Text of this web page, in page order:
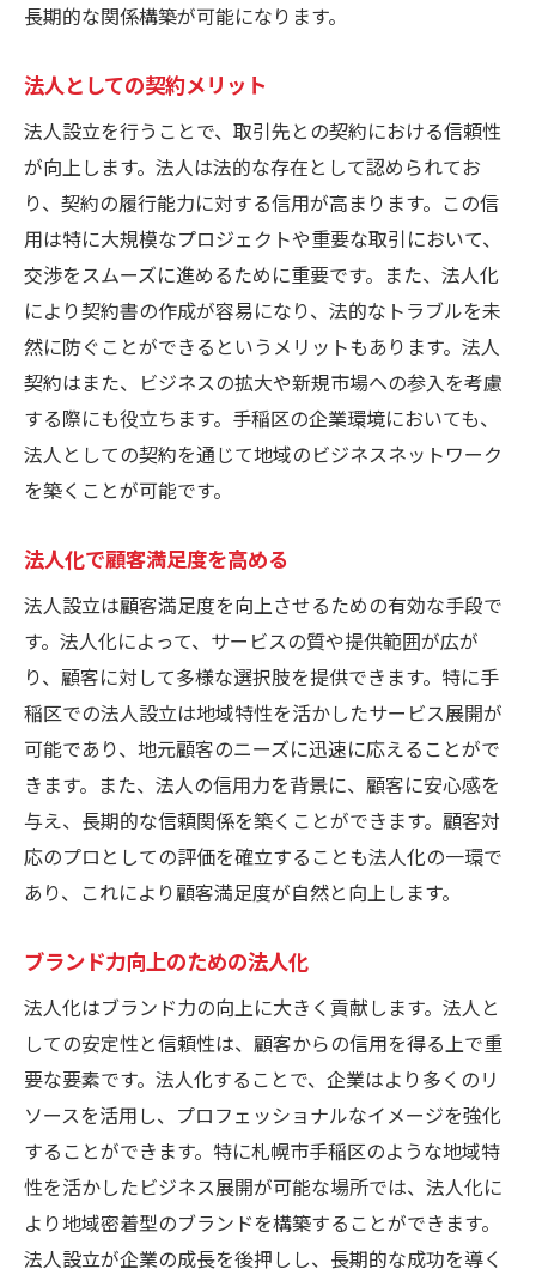
長期的な関係構築が可能になります。
法人としての契約メリット
法人設立を行うことで、取引先との契約における信頼性
が向上します。法人は法的な存在として認められてお
り、契約の履行能力に対する信用が高まります。この信
用は特に大規模なプロジェクトや重要な取引において、
交渉をスムーズに進めるために重要です。また、法人化
により契約書の作成が容易になり、法的なトラブルを未
然に防ぐことができるというメリットもあります。法人
契約はまた、ビジネスの拡大や新規市場への参入を考慮
する際にも役立ちます。手稲区の企業環境においても、
法人としての契約を通じて地域のビジネスネットワーク
を築くことが可能です。
法人化で顧客満足度を高める
法人設立は顧客満足度を向上させるための有効な手段で
す。法人化によって、サービスの質や提供範囲が広が
り、顧客に対して多様な選択肢を提供できます。特に手
稲区での法人設立は地域特性を活かしたサービス展開が
可能であり、地元顧客のニーズに迅速に応えることがで
きます。また、法人の信用力を背景に、顧客に安心感を
与え、長期的な信頼関係を築くことができます。顧客対
応のプロとしての評価を確立することも法人化の一環で
あり、これにより顧客満足度が自然と向上します。
ブランド力向上のための法人化
法人化はブランド力の向上に大きく貢献します。法人と
しての安定性と信頼性は、顧客からの信用を得る上で重
要な要素です。法人化することで、企業はより多くのリ
ソースを活用し、プロフェッショナルなイメージを強化
することができます。特に札幌市手稲区のような地域特
性を活かしたビジネス展開が可能な場所では、法人化に
より地域密着型のブランドを構築することができます。
法人設立が企業の成長を後押しし、長期的な成功を導く